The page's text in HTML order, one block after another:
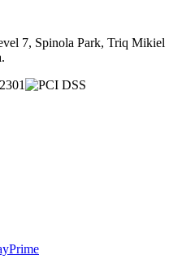
7, Spinola Park, Triq Mikiel
Prime